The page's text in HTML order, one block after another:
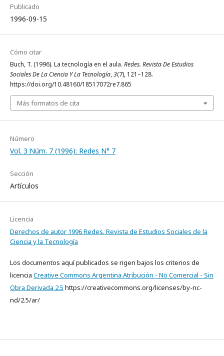
Publicado
1996-09-15
Cómo citar
Buch, T. (1996). La tecnología en el aula. Redes. Revista De Estudios
Sociales De La Ciencia Y La Tecnología,3(7), 121–128.
https://doi.org/10.48160/18517072re7.865
Más formatos de cita
Número
Vol. 3 Núm. 7 (1996): Redes N° 7
Sección
Artículos
Licencia
Derechos de autor 1996 Redes. Revista de Estudios Sociales de la
Ciencia y la Tecnología
Los documentos aquí publicados se rigen bajos los criterios de
licencia Creative Commons Argentina.Atribución - No Comercial - Sin
Obra Derivada 2.5 https://creativecommons.org/licenses/by-nc-
nd/2.5/ar/